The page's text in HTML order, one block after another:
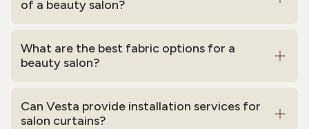
of a beauty salon?
What are the best fabric options for a
beauty salon?
Can Vesta provide installation services for
salon curtains?